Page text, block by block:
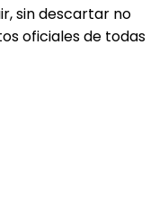
sin descartar no
oficiales de todas